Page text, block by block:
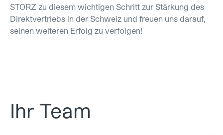
STORZ zu diesem wichtigen Schritt zur Stärkung des
Direktvertriebs in der Schweiz und freuen uns darauf,
seinen weiteren Erfolg zu verfolgen!
Ihr Team